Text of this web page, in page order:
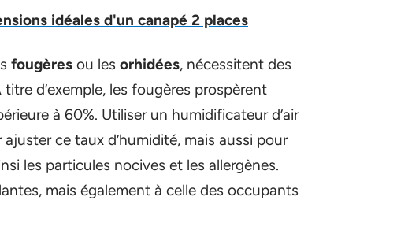
idéales d'un canapé 2 places
fougères ou les orhidées, nécessitent des
d’exemple, les fougères prospèrent
à 60%. Utiliser un humidificateur d’air
ce taux d’humidité, mais aussi pour
les particules nocives et les allergènes.
mais également à celle des occupants